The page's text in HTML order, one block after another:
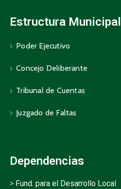
Estructura Municipal
Poder Ejecutivo
Concejo Deliberante
Tribunal de Cuentas
Juzgado de Faltas
Dependencias
> Fund. para el Desarrollo Local